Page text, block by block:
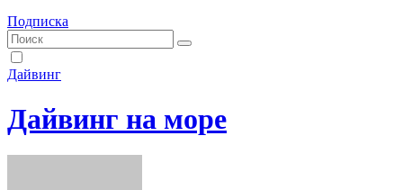
Подписка
Дайвинг
Дайвинг на море